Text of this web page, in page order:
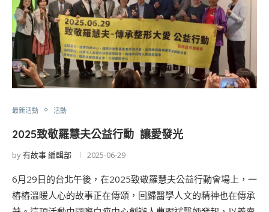
最新活動 活動
2025致敬羅慧夫公益行動 讓愛發光
by有故事 編輯部 2025-06-29
6月29日的台北午後，在2025致敬羅慧夫公益行動會場上，一
樁樁溫暖人心的故事正在傳頌，回歸醫學人文的精神也在傳承